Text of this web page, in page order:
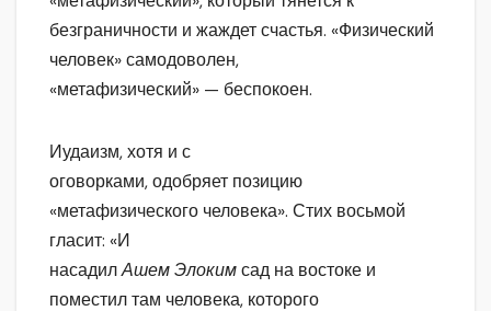
безграничности и жаждет счастья. «Физический
человек» самодоволен,
«метафизический» — беспокоен.
Иудаизм, хотя и с
оговорками, одобряет позицию
«метафизического человека». Стих восьмой
гласит: «И
насадилАшем Элокимсад на востоке и
поместил там человека, которого